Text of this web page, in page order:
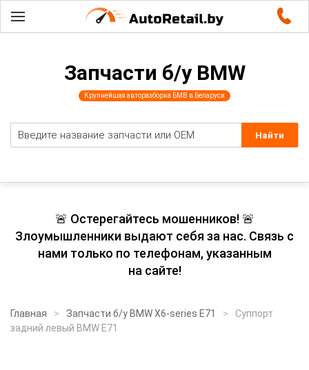
Запчасти б/у BMW
Крупнейшая авторазборка БМВ в Беларуси
🚨 Остерегайтесь мошенников! 🚨
Злоумышленники выдают себя за нас. Связь с
нами только по телефонам, указанным
на сайте!
Главная Запчасти б/у BMW X6-series E71
Суппорт
задний левый BMW E71